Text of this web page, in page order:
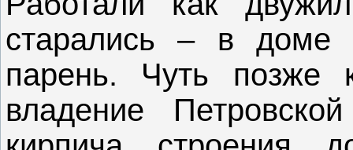
старались – в доме
парень. Чуть позже
владение